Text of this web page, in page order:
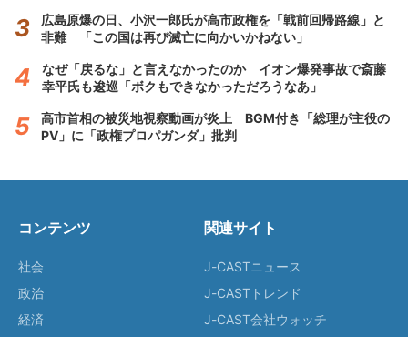
広島原爆の日、小沢一郎氏が高市政権を「戦前回帰路線」と
非難 「この国は再び滅亡に向かいかねない」
なぜ「戻るな」と言えなかったのか イオン爆発事故で斎藤
幸平氏も逡巡「ボクもできなかっただろうなあ」
高市首相の被災地視察動画が炎上 BGM付き「総理が主役の
PV」に「政権プロパガンダ」批判
コンテンツ
社会
政治
経済
関連サイト
J-CASTニュース
J-CASTトレンド
J-CAST会社ウォッチ